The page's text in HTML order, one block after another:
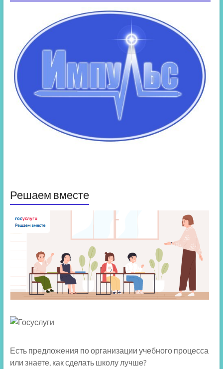
Решаем вместе
Есть предложения по организации учебного процесса
или знаете, как сделать школу лучше?